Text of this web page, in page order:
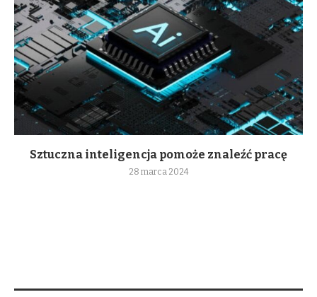
Sztuczna inteligencja pomoże znaleźć pracę
28 marca 2024